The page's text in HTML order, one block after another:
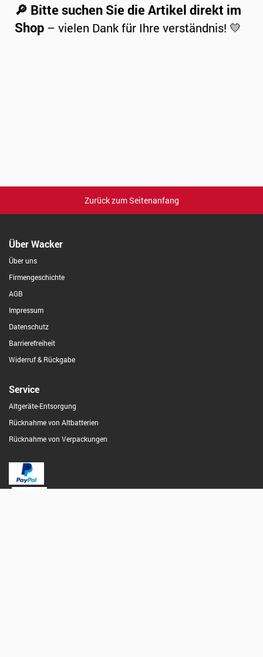
🔎 Bitte suchen Sie die Artikel direkt im
Shop – vielen Dank für Ihre verständnis! 💛
Zurück zum Seitenanfang
Über Wacker
Über uns
Firmengeschichte
AGB
Impressum
Datenschutz
Barrierefreiheit
Widerruf & Rückgabe
Service
Altgeräte-Entsorgung
Rücknahme von Altbatterien
Rücknahme von Verpackungen